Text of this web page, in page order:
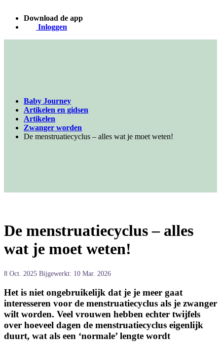
Download de app
Inloggen
Baby Journey
Artikelen en gidsen
Artikelen
Zwanger worden
De menstruatiecyclus – alles wat je moet weten!
De menstruatiecyclus – alles
wat je moet weten!
8 Oct. 2025 Bijgewerkt: 10 Mar. 2026
Het is niet ongebruikelijk dat je je meer gaat
interesseren voor de menstruatiecyclus als je zwanger
wilt worden. Veel vrouwen hebben echter twijfels
over hoeveel dagen de menstruatiecyclus eigenlijk
duurt, wat als een ‘normale’ lengte wordt